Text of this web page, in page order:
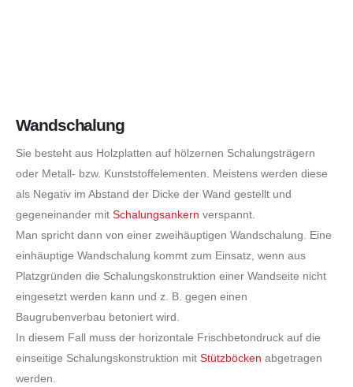
Wandschalung
Sie besteht aus Holzplatten auf hölzernen Schalungsträgern
oder Metall- bzw. Kunststoffelementen. Meistens werden diese
als Negativ im Abstand der Dicke der Wand gestellt und
gegeneinander mit Schalungsankern verspannt.
Man spricht dann von einer zweihäuptigen Wandschalung. Eine
einhäuptige Wandschalung kommt zum Einsatz, wenn aus
Platzgründen die Schalungskonstruktion einer Wandseite nicht
eingesetzt werden kann und z. B. gegen einen
Baugrubenverbau betoniert wird.
In diesem Fall muss der horizontale Frischbetondruck auf die
einseitige Schalungskonstruktion mit Stützböcken abgetragen
werden.